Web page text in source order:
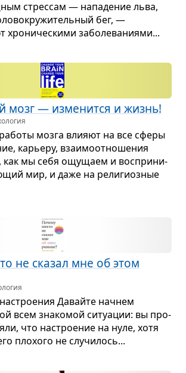
стрес­сам — напа­де­ние льва,
бег, —
хро­ни­че­скими забо­ле­ва­ни­ями...
мозг — изме­нится и жизнь!
мозга вли­яют на все сферы
карьеру, вза­и­мо­от­но­ше­ния
как мы себя ощу­щаем и вос­при­ни­
мир, и даже на рели­ги­оз­ные
не ска­зал мне об этом
Давайте начнем
всем зна­ко­мой ситу­а­ции: вы про­
что настро­е­ние на нуле, хотя
пло­хого не слу­чи­лось...